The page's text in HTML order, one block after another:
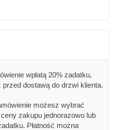
wpłatą 20% zadatku,
przed dostawą do drzwi klienta.
możesz wybrać
ceny zakupu jednorazowo lub
Płatność można